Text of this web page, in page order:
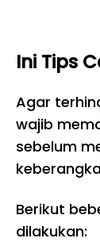
Ini Tips
Agar
wajib
sebelum
Berikut
dilakukan: